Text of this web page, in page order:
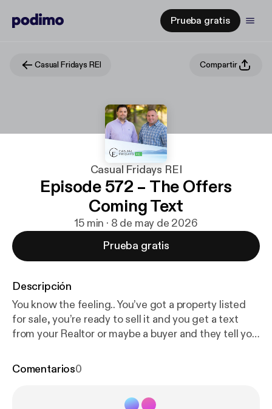
Prueba gratis
Casual Fridays REI Compartir
Casual Fridays REI
Episode 572 – The Offers
Coming Text
15 min · 8 de may de 2026
Prueba gratis
Descripción
You know the feeling.. You’ve got a property listed
for sale, you’re ready to sell it and you get a text
from your Realtor or maybe a buyer and they tell you
you never get it or it’s really low and then the
Comentarios0